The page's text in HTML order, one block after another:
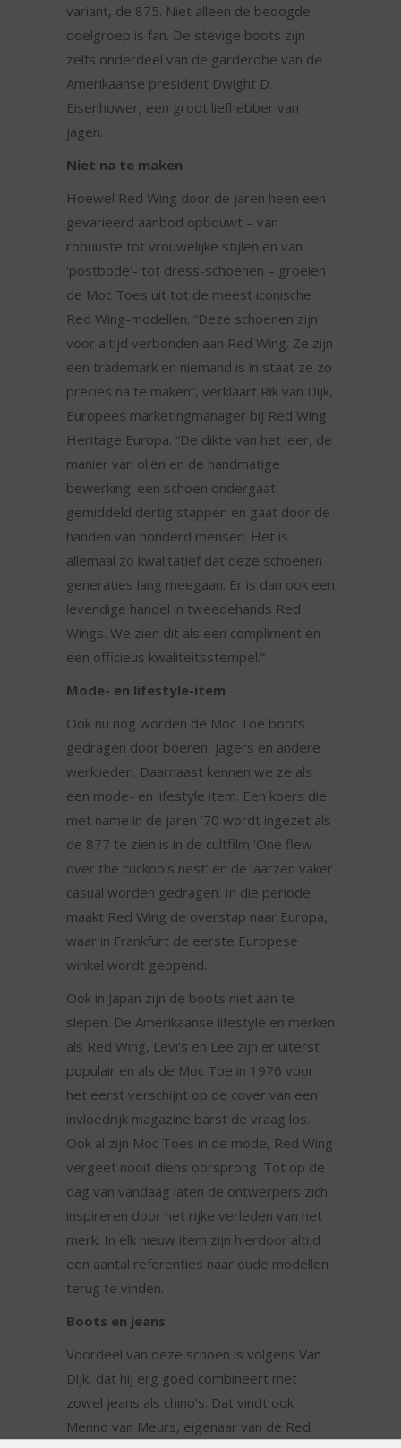
variant, de 875. Niet alleen de beoogde
doelgroep is fan. De stevige boots zijn
zelfs onderdeel van de garderobe van de
Amerikaanse president Dwight D.
Eisenhower, een groot liefhebber van
jagen.
Niet na te maken
Hoewel Red Wing door de jaren heen een
gevarieerd aanbod opbouwt – van
robuuste tot vrouwelijke stijlen en van
‘postbode’- tot dress-schoenen – groeien
de Moc Toes uit tot de meest iconische
Red Wing-modellen. “Deze schoenen zijn
voor altijd verbonden aan Red Wing. Ze zijn
een trademark en niemand is in staat ze zo
precies na te maken”, verklaart Rik van Dijk,
Europees marketingmanager bij Red Wing
Heritage Europa. “De dikte van het leer, de
manier van oliën en de handmatige
bewerking: een schoen ondergaat
gemiddeld dertig stappen en gaat door de
handen van honderd mensen. Het is
allemaal zo kwalitatief dat deze schoenen
generaties lang meegaan. Er is dan ook een
levendige handel in tweedehands Red
Wings. We zien dit als een compliment en
een officieus kwaliteitsstempel.”
Mode- en lifestyle-item
Ook nu nog worden de Moc Toe boots
gedragen door boeren, jagers en andere
werklieden. Daarnaast kennen we ze als
een mode- en lifestyle item. Een koers die
met name in de jaren ’70 wordt ingezet als
de 877 te zien is in de cultfilm ‘One flew
over the cuckoo’s nest’ en de laarzen vaker
casual worden gedragen. In die periode
maakt Red Wing de overstap naar Europa,
waar in Frankfurt de eerste Europese
winkel wordt geopend.
Ook in Japan zijn de boots niet aan te
slepen. De Amerikaanse lifestyle en merken
als Red Wing, Levi’s en Lee zijn er uiterst
populair en als de Moc Toe in 1976 voor
het eerst verschijnt op de cover van een
invloedrijk magazine barst de vraag los.
Ook al zijn Moc Toes in de mode, Red Wing
vergeet nooit diens oorsprong. Tot op de
dag van vandaag laten de ontwerpers zich
inspireren door het rijke verleden van het
merk. In elk nieuw item zijn hierdoor altijd
een aantal referenties naar oude modellen
terug te vinden.
Boots en jeans
Voordeel van deze schoen is volgens Van
Dijk, dat hij erg goed combineert met
zowel jeans als chino’s. Dat vindt ook
Menno van Meurs, eigenaar van de Red